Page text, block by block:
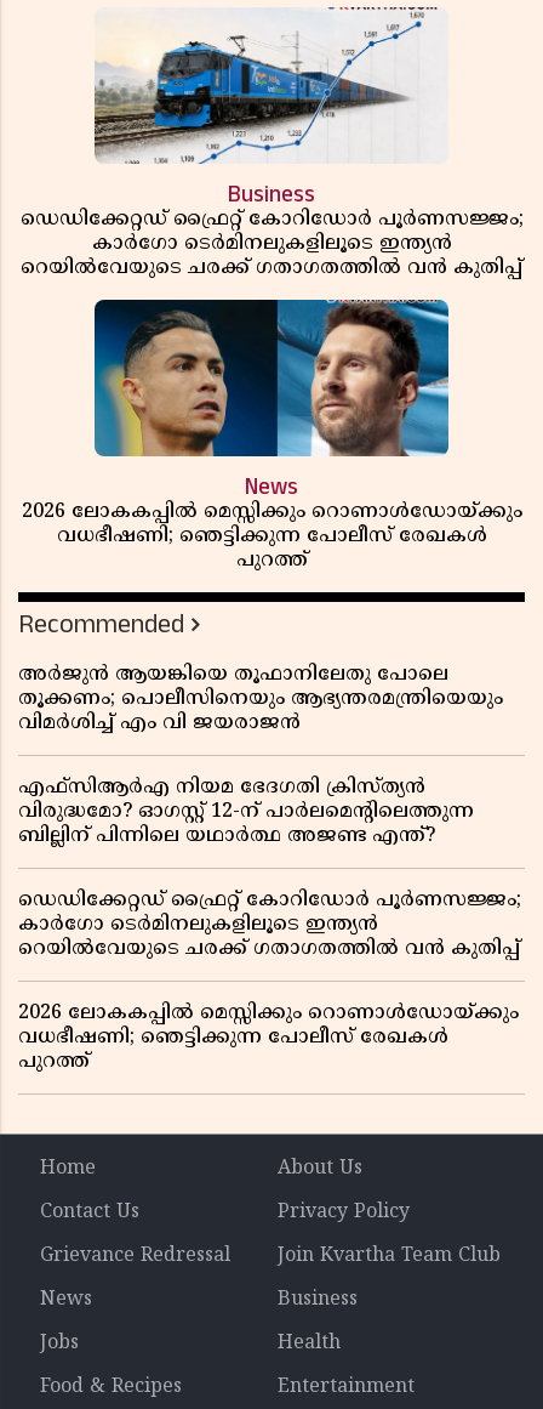
Business
ഡെഡിക്കേറ്റഡ് ഫ്രൈറ്റ് കോറിഡോർ പൂർണസജ്ജം;
കാർഗോ ടെർമിനലുകളിലൂടെ ഇന്ത്യൻ
റെയിൽവേയുടെ ചരക്ക് ഗതാഗതത്തിൽ വൻ കുതിപ്പ്
News
2026 ലോകകപ്പിൽ മെസ്സിക്കും റൊണാൾഡോയ്ക്കും
വധഭീഷണി; ഞെട്ടിക്കുന്ന പോലീസ് രേഖകൾ
പുറത്ത്
Recommended
അർജുൻ ആയങ്കിയെ തൂഫാനിലേതു പോലെ
തൂക്കണം; പൊലീസിനെയും ആഭ്യന്തരമന്ത്രിയെയും
വിമർശിച്ച് എം വി ജയരാജൻ
എഫ്സിആർഎ നിയമ ഭേദഗതി ക്രിസ്ത്യൻ
വിരുദ്ധമോ? ഓഗസ്റ്റ് 12-ന് പാർലമെന്റിലെത്തുന്ന
ബില്ലിന് പിന്നിലെ യഥാർത്ഥ അജണ്ട എന്ത്?
ഡെഡിക്കേറ്റഡ് ഫ്രൈറ്റ് കോറിഡോർ പൂർണസജ്ജം;
കാർഗോ ടെർമിനലുകളിലൂടെ ഇന്ത്യൻ
റെയിൽവേയുടെ ചരക്ക് ഗതാഗതത്തിൽ വൻ കുതിപ്പ്
2026 ലോകകപ്പിൽ മെസ്സിക്കും റൊണാൾഡോയ്ക്കും
വധഭീഷണി; ഞെട്ടിക്കുന്ന പോലീസ് രേഖകൾ
പുറത്ത്
Home
About Us
Contact Us
Privacy Policy
Grievance Redressal
Join Kvartha Team Club
News
Business
Jobs
Health
Food & Recipes
Entertainment